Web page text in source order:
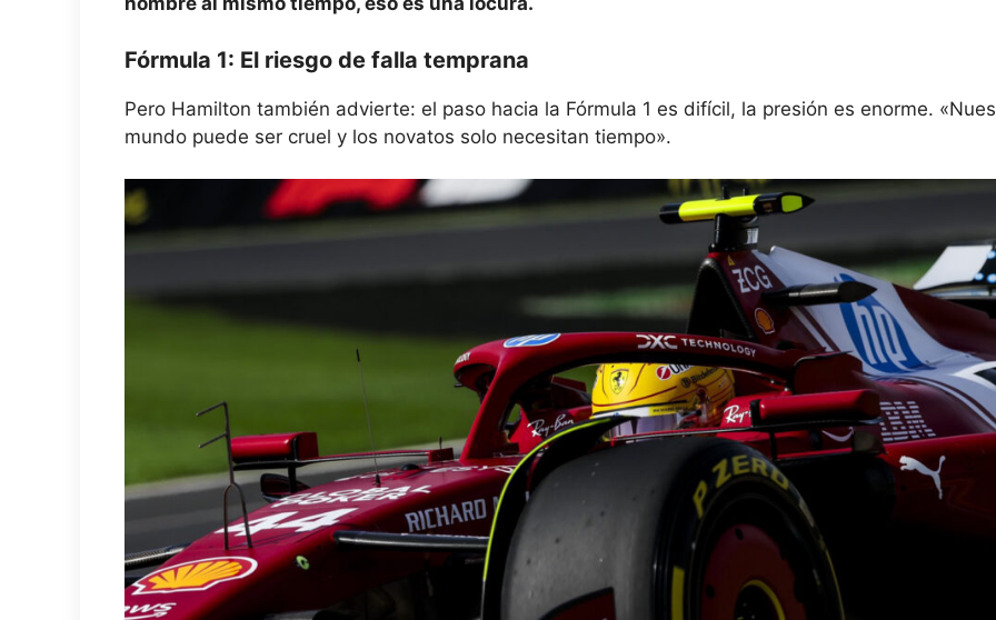
Fórmula 1: El riesgo de falla temprana
Pero Hamilton también advierte: el paso hacia la Fórmula 1 es difícil, la presión es enorme.
mundo puede ser cruel y los novatos solo necesitan tiempo».